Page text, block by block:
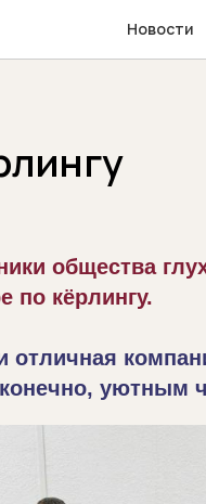
Новости
общества
по кёрлингу.
отличная
уютным